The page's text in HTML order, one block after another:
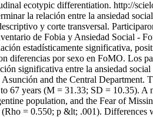
ecotypic differentiation. http://
la relación entre la ansiedad
y corte transversal.
de Fobia y Ansiedad Social -
estadísticamente significativa,
diferencias por sexo en FoMO. Los
significativa entre la ansiedad
and the Central Department.
67 years (M = 31.33; SD = 10.35).
population, and the Fear of
= 0.550; p &lt; .001).